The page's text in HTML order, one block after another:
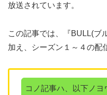
放送されています。
この記事では、『BULL(ブ
加え、シーズン１～４の配
コノ記事ハ、以下ノヨ